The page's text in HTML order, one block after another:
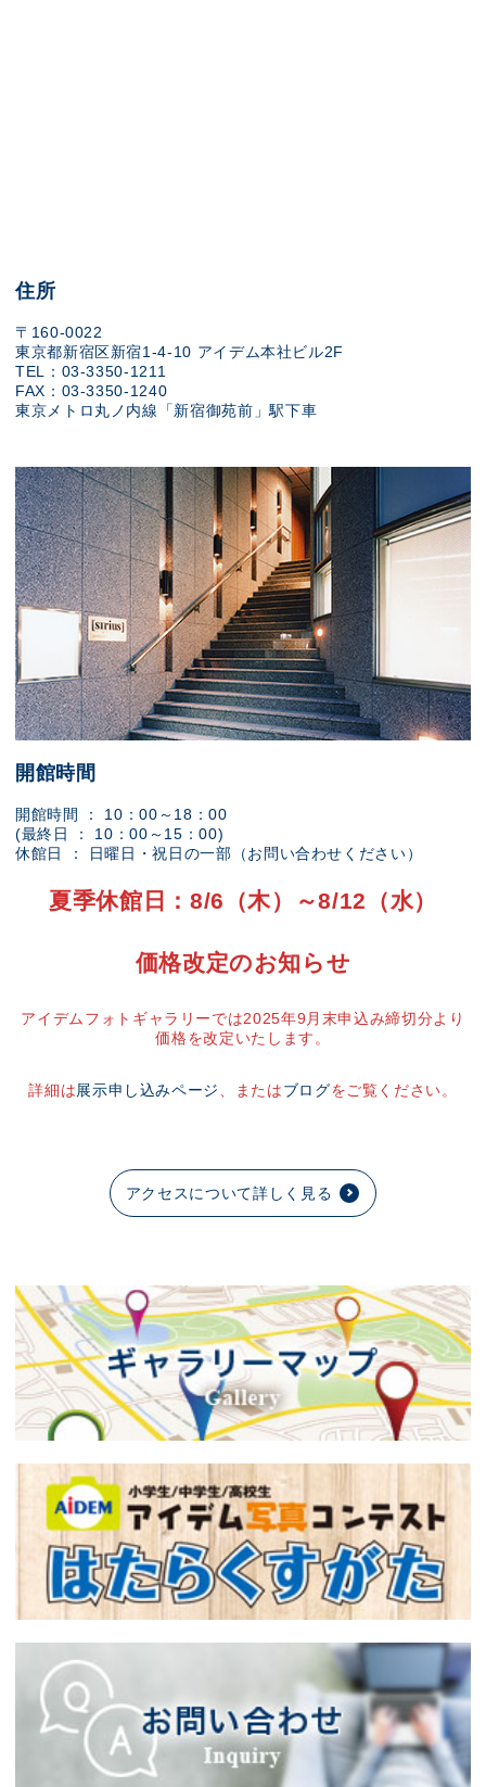
住所
〒160-0022
東京都新宿区新宿1-4-10 アイデム本社ビル2F
TEL：03-3350-1211
FAX：03-3350-1240
東京メトロ丸ノ内線「新宿御苑前」駅下車
開館時間
開館時間 ： 10：00～18：00
(最終日 ： 10：00～15：00)
休館日 ： 日曜日・祝日の一部（お問い合わせください）
夏季休館日：8/6（木）～8/12（水）
価格改定のお知らせ
アイデムフォトギャラリーでは2025年9月末申込み締切分より
価格を改定いたします。
詳細は展示申し込みページ 、またはブログをご覧ください。
アクセスについて詳しく見る